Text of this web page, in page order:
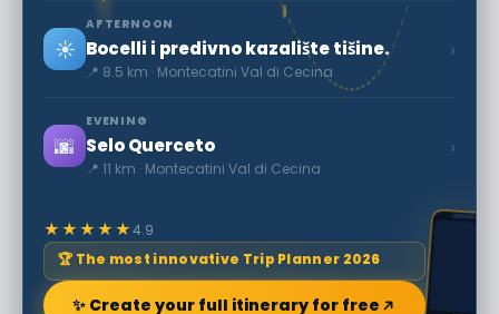
☀️
AFTERNOON
Bocelli i predivno kazalište tišine.
📍 8.5 km · Montecatini Val di Cecina
›
🌆
EVENING
Selo Querceto
📍 11 km · Montecatini Val di Cecina
›
★★★★★4.9
🏆 The most innovative Trip Planner 2026
✨ Create your full itinerary for free